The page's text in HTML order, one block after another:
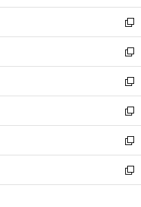
開
く
ウ
で
開
く
ン
ド
ウ
で
開
く
新
し
い
ウ
ィ
ン
ド
ウ
で
開
く
新
し
い
ウ
ィ
ン
ド
ウ
で
開
新
し
い
ウ
ィ
ン
ド
ウ
新
し
い
ウ
ィ
ン
新
し
い
ウ
新
し